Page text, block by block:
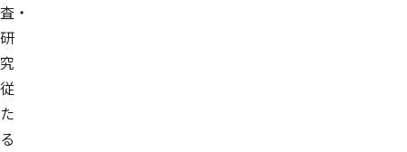
査・
研
究
従
た
る